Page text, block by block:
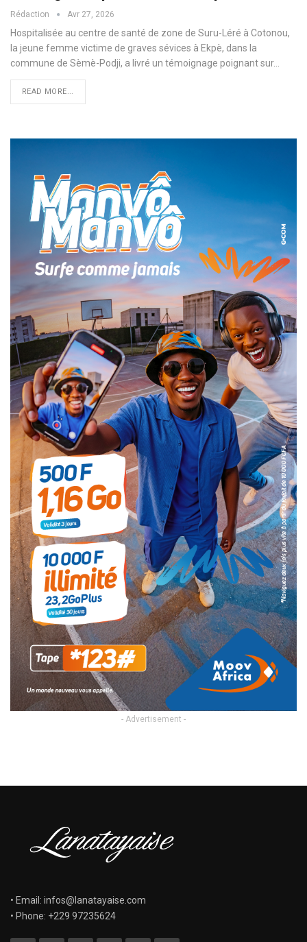
Rédaction Avr 27, 2026
Hospitalisée au centre de santé de zone de Suru-Léré à Cotonou,
la jeune femme victime de graves sévices à Ekpè, dans la
commune de Sèmè-Podji, a livré un témoignage poignant sur…
READ MORE...
- Advertisement -
• Email: infos@lanatayaise.com
• Phone: +229 97235624